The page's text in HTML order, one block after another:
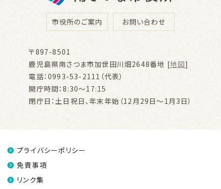
市役所のご案内 お問い合わせ
〒897-8501
鹿児島県南さつま市加世田川畑2648番地 [地図]
電話：0993-53-2111（代表）
開庁時間：8:30～17:15
閉庁日：土日祝日、年末年始（12月29日～1月3日）
プライバシーポリシー
免責事項
リンク集